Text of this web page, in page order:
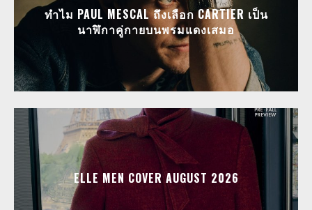
ทำไม PAUL MESCAL ถึงเลือก CARTIER เป็น
นาฬิกาคู่กายบนพรมแดงเสมอ
ELLE MEN COVER AUGUST 2026